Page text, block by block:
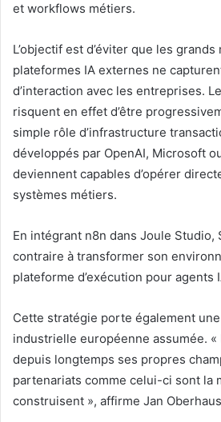
et workflows métiers.
L’objectif est d’éviter que les
plateformes IA externes ne
d’interaction avec les entreprises.
risquent en effet d’être
simple rôle d’infrastructure
développés par OpenAI, Microsoft
deviennent capables d’opérer
systèmes métiers.
En intégrant n8n dans Joule Studio,
contraire à transformer son
plateforme d’exécution pour agents
Cette stratégie porte également
industrielle européenne assumée. «
depuis longtemps ses propres
partenariats comme celui-ci sont la
construisent », affirme Jan